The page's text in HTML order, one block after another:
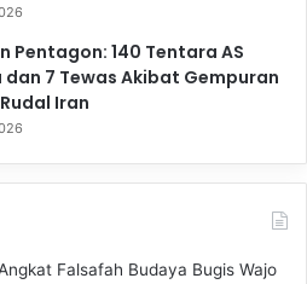
Pentagon: 140 Tentara AS
dan 7 Tewas Akibat Gempuran
Iran
Falsafah Budaya Bugis Wajo